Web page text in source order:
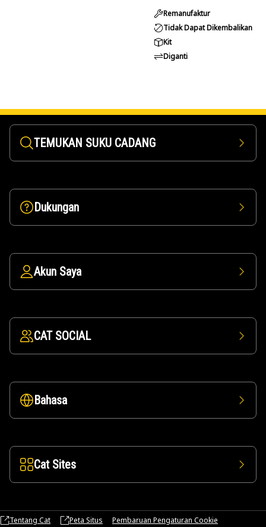
Remanufaktur
Tidak Dapat Dikembalikan
Kit
Diganti
TEMUKAN SUKU CADANG
Dukungan
Akun Saya
CAT SOCIAL
Bahasa
Cat Sites
Tentang Cat Peta Situs Pembaruan Pengaturan Cookie